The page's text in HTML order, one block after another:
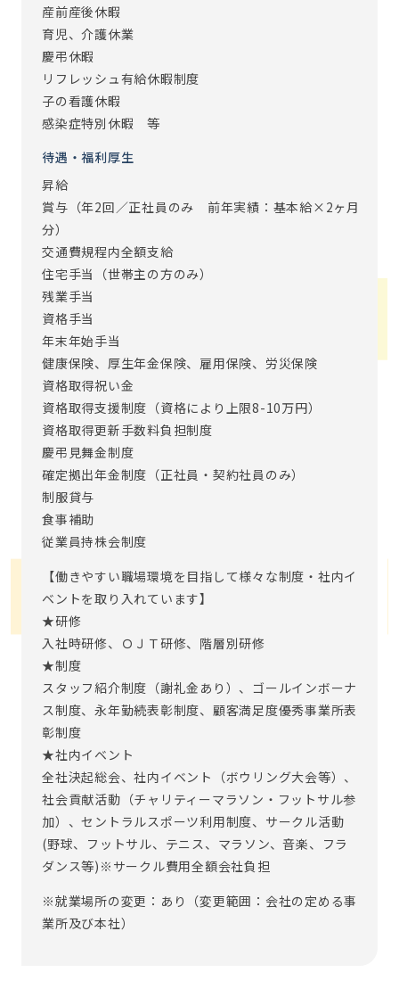
※従事すべき業務の変更：あり（変更範囲：会社の定める業
務）
産前産後休暇
育児、介護休業
慶弔休暇
リフレッシュ有給休暇制度
子の看護休暇
感染症特別休暇 等
待遇・福利厚生
昇給
賞与（年2回／正社員のみ 前年実績：基本給×2ヶ月
分）
交通費規程内全額支給
住宅手当（世帯主の方のみ）
残業手当
資格手当
年末年始手当
健康保険、厚生年金保険、雇用保険、労災保険
資格取得祝い金
資格取得支援制度（資格により上限8-10万円）
資格取得更新手数料負担制度
慶弔見舞金制度
確定拠出年金制度（正社員・契約社員のみ）
制服貸与
食事補助
従業員持株会制度
【働きやすい職場環境を目指して様々な制度・社内イ
ベントを取り入れています】
★研修
入社時研修、ＯＪＴ研修、階層別研修
★制度
スタッフ紹介制度（謝礼金あり）、ゴールインボーナ
ス制度、永年勤続表彰制度、顧客満足度優秀事業所表
彰制度
★社内イベント
全社決起総会、社内イベント（ボウリング大会等）、
社会貢献活動（チャリティーマラソン・フットサル参
加）、セントラルスポーツ利用制度、サークル活動
(野球、フットサル、テニス、マラソン、音楽、フラ
ダンス等)※サークル費用全額会社負担
※就業場所の変更：あり（変更範囲：会社の定める事
業所及び本社）